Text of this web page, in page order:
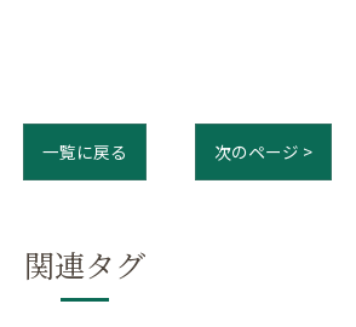
一覧に戻る 次のページ >
関連タグ